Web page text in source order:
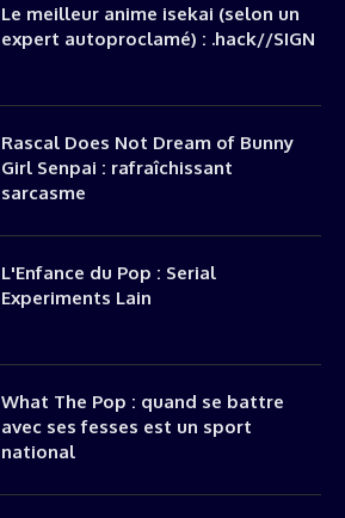
Le meilleur anime isekai (selon un
expert autoproclamé) : .hack//SIGN
Rascal Does Not Dream of Bunny
Girl Senpai : rafraîchissant
sarcasme
L'Enfance du Pop : Serial
Experiments Lain
What The Pop : quand se battre
avec ses fesses est un sport
national